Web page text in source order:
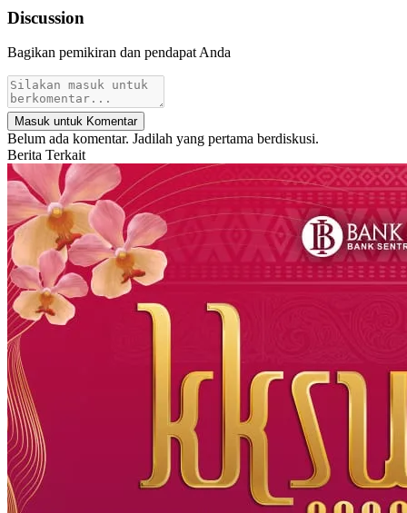
Discussion
Bagikan pemikiran dan pendapat Anda
Masuk untuk Komentar
Belum ada komentar. Jadilah yang pertama berdiskusi.
Berita Terkait